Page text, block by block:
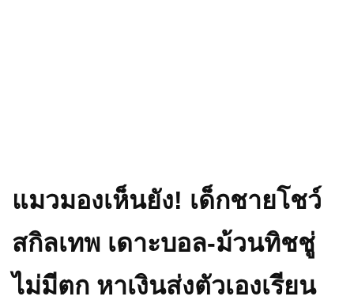
แมวมองเห็นยัง! เด็กชายโชว์
สกิลเทพ เดาะบอล-ม้วนทิชชู่
ไม่มีตก หาเงินส่งตัวเองเรียน